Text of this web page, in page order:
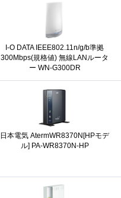
I-O DATA IEEE802.11n/g/b準拠
300Mbps(規格値) 無線LANルータ
ー WN-G300DR
日本電気 AtermWR8370N[HPモデ
ル] PA-WR8370N-HP